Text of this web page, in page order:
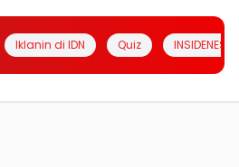
Iklanin di IDN Quiz INSIDENESIA